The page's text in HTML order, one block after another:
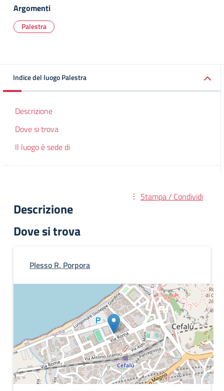
Argomenti
Palestra
Indice del luogo Palestra
Descrizione
Dove si trova
Il luogo è sede di
Stampa / Condividi
Descrizione
Dove si trova
Plesso R. Porpora